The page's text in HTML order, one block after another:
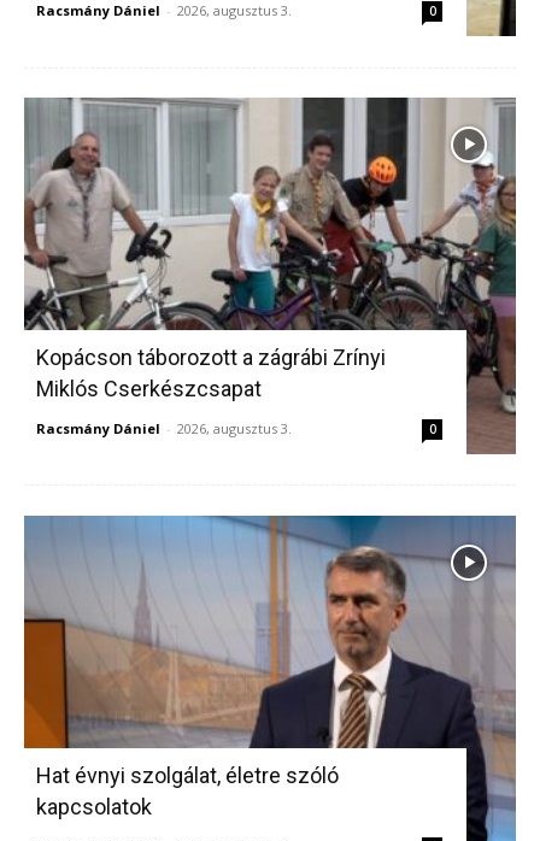
Racsmány Dániel - 2026, augusztus 3. 0
Kopácson táborozott a zágrábi Zrínyi
Miklós Cserkészcsapat
Racsmány Dániel - 2026, augusztus 3. 0
Hat évnyi szolgálat, életre szóló
kapcsolatok